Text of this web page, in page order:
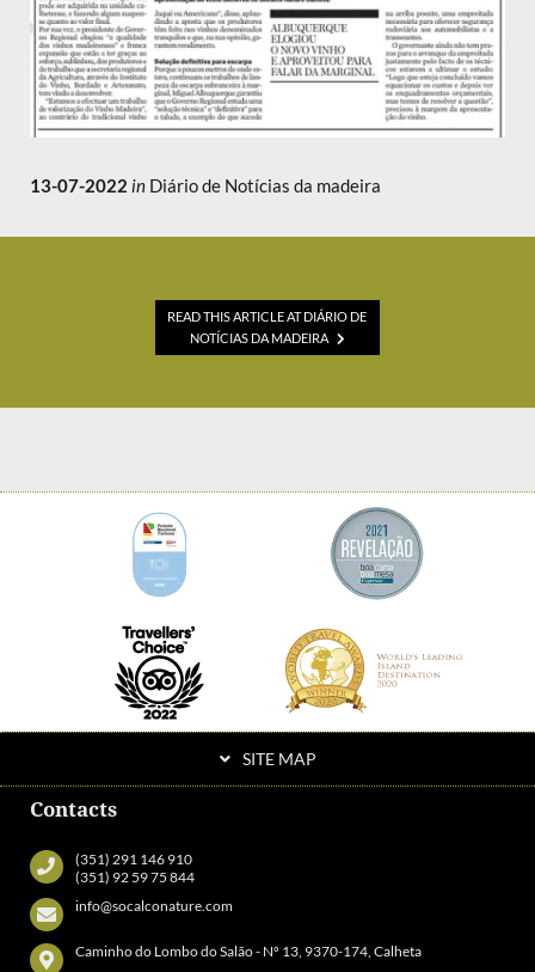
13-07-2022 in Diário de Notícias da madeira
READ THIS ARTICLE AT DIÁRIO DE
NOTÍCIAS DA MADEIRA
SITE MAP
Contacts
(351) 291 146 910
(351) 92 59 75 844
info@socalconature.com
Caminho do Lombo do Salão - Nº 13, 9370-174, Calheta